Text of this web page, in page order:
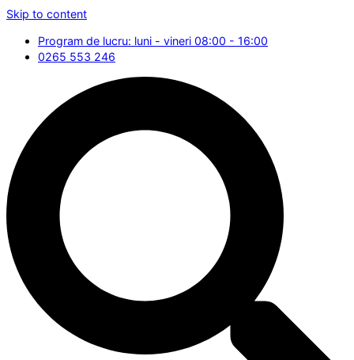
Skip to content
Program de lucru: luni - vineri 08:00 - 16:00
0265 553 246